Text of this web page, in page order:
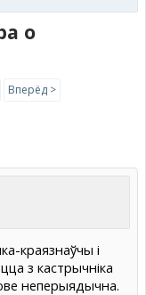
о
Вперёд >
краязнаўчы і
з кастрычніка
неперыядычна.